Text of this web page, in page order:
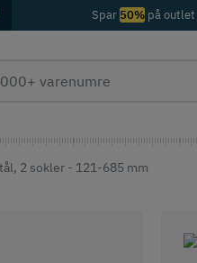
Spar 50% på outlet
2 sokler - 121-685 mm